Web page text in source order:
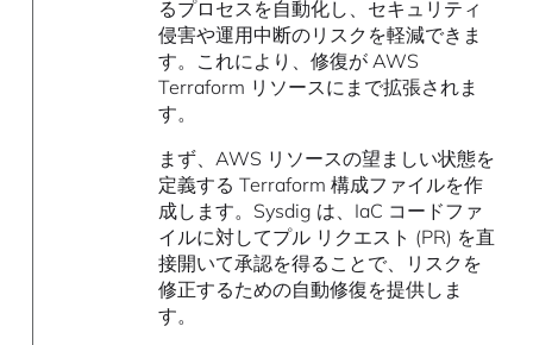
るプロセスを自動化し、セキュリティ
侵害や運用中断のリスクを軽減できま
す。これにより、修復が AWS
Terraform リソースにまで拡張されま
す。
まず、AWS リソースの望ましい状態を
定義する Terraform 構成ファイルを作
成します。Sysdig は、IaC コードファ
イルに対してプル リクエスト (PR) を直
接開いて承認を得ることで、リスクを
修正するための自動修復を提供しま
す。